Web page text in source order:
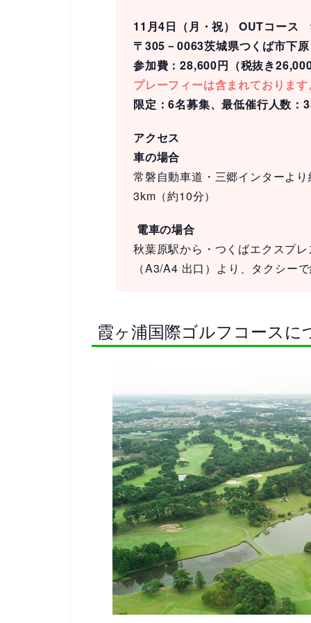
11月4日（月・祝） OUTコース
〒305－0063茨城県つくば市下
参加費：28,600円（税抜き
プレーフィーは含まれておりま
限定：6名募集、最低催行人数：
アクセス
車の場合
常磐自動車道・三郷インターよ
3km（約10分）
電車の場合
秋葉原駅から・つくばエクスプ
（A3/A4 出口）より、タクシー
霞ヶ浦国際ゴルフコースに